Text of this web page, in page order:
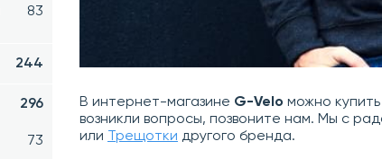
83
244
296
73
В интернет-магазине G-Velo можно
возникли вопросы, позвоните нам. Мы с
или
Трещотки другого бренда.